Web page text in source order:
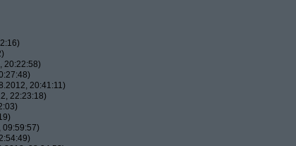
20:22:58)
20:41:11)
22:23:18)
09:59:57)